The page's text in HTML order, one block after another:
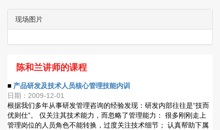
现场图片
陈和兰讲师的课程
■ 产品研发及技术人员核心管理技能内训
日期：2009-12-01
根据我们多年从事研发管理咨询的经验发现：研发内部往往是“技而
优则仕”。 仅关注其技术能力，而忽略了管理能力： 很多刚刚走上
管理岗位的人员角色不能转换，过度关注技术细节； 认真帮助下属